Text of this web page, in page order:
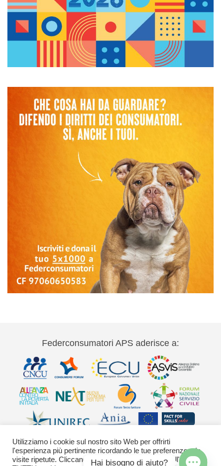
Federconsumatori APS aderisce a:
Utilizziamo i cookie sul nostro sito Web per offrirti
l'esperienza più pertinente ricordando le tue preferenze e le
visite ripetute. Cliccando su "Accetta" acconsenti all'uso di
Hai bisogno di aiuto?